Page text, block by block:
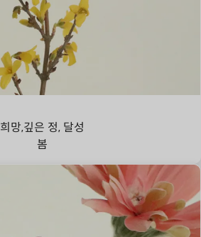
희망,깊은 정, 달성
봄